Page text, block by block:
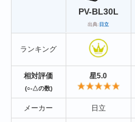
PV-BL30L
出典: 日立
ランキング
相対評価
(○-△の数)
星5.0
メーカー 日立